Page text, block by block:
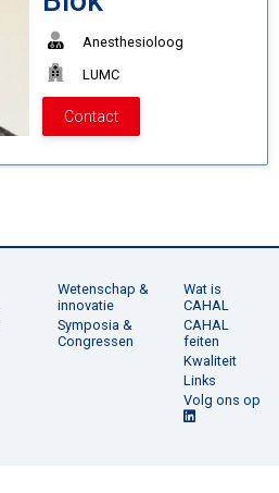
Anesthesioloog
LUMC
Contact
Wetenschap &
innovatie
Symposia &
Congressen
Wat is
CAHAL
CAHAL
feiten
Kwaliteit
Links
Volg ons op